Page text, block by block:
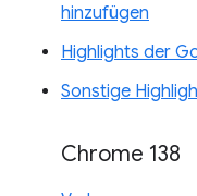
hinzufügen
Highlights der
Sonstige
Chrome 138